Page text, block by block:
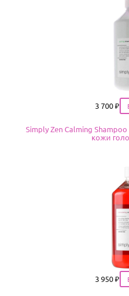
Цена
3 700 ₽
Simply Zen Calming
кожи
Цена
3 950 ₽